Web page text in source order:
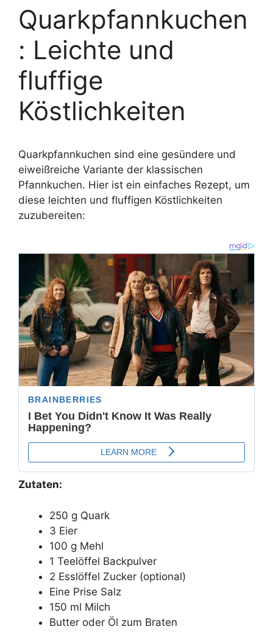
Quarkpfannkuchen
: Leichte und
fluffige
Köstlichkeiten
Quarkpfannkuchen sind eine gesündere und
eiweißreiche Variante der klassischen
Pfannkuchen. Hier ist ein einfaches Rezept, um
diese leichten und fluffigen Köstlichkeiten
zuzubereiten:
Zutaten:
250 g Quark
3 Eier
100 g Mehl
1 Teelöffel Backpulver
2 Esslöffel Zucker (optional)
Eine Prise Salz
150 ml Milch
Butter oder Öl zum Braten